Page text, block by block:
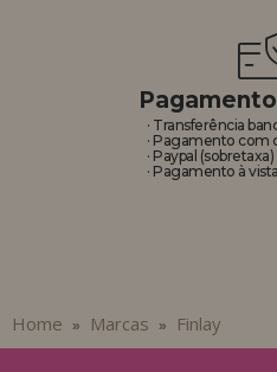
REGISTRO DE
· Transferência
· Pagamento com
· Paypal (sobretaxa)
· Pagamento à
Home » Marcas » Finlay